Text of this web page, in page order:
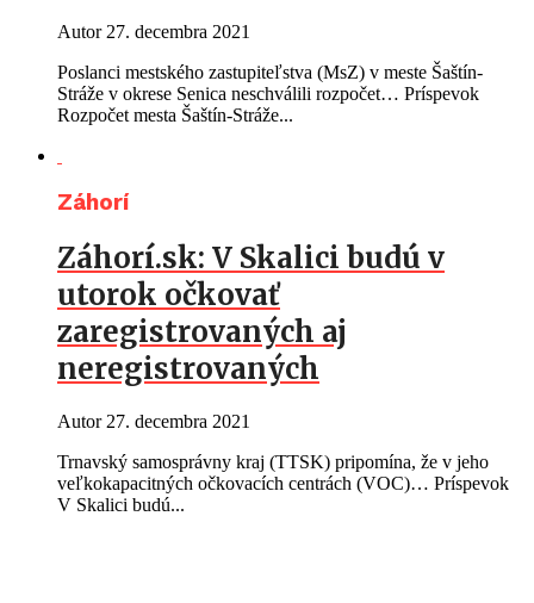
Autor 27. decembra 2021
Poslanci mestského zastupiteľstva (MsZ) v meste Šaštín-
Stráže v okrese Senica neschválili rozpočet… Príspevok
Rozpočet mesta Šaštín-Stráže...
Záhorí
Záhorí.sk: V Skalici budú v
utorok očkovať
zaregistrovaných aj
neregistrovaných
Autor 27. decembra 2021
Trnavský samosprávny kraj (TTSK) pripomína, že v jeho
veľkokapacitných očkovacích centrách (VOC)… Príspevok
V Skalici budú...